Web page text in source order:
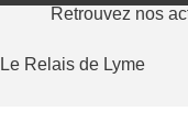
Retrouvez nos
Le Relais de Lyme